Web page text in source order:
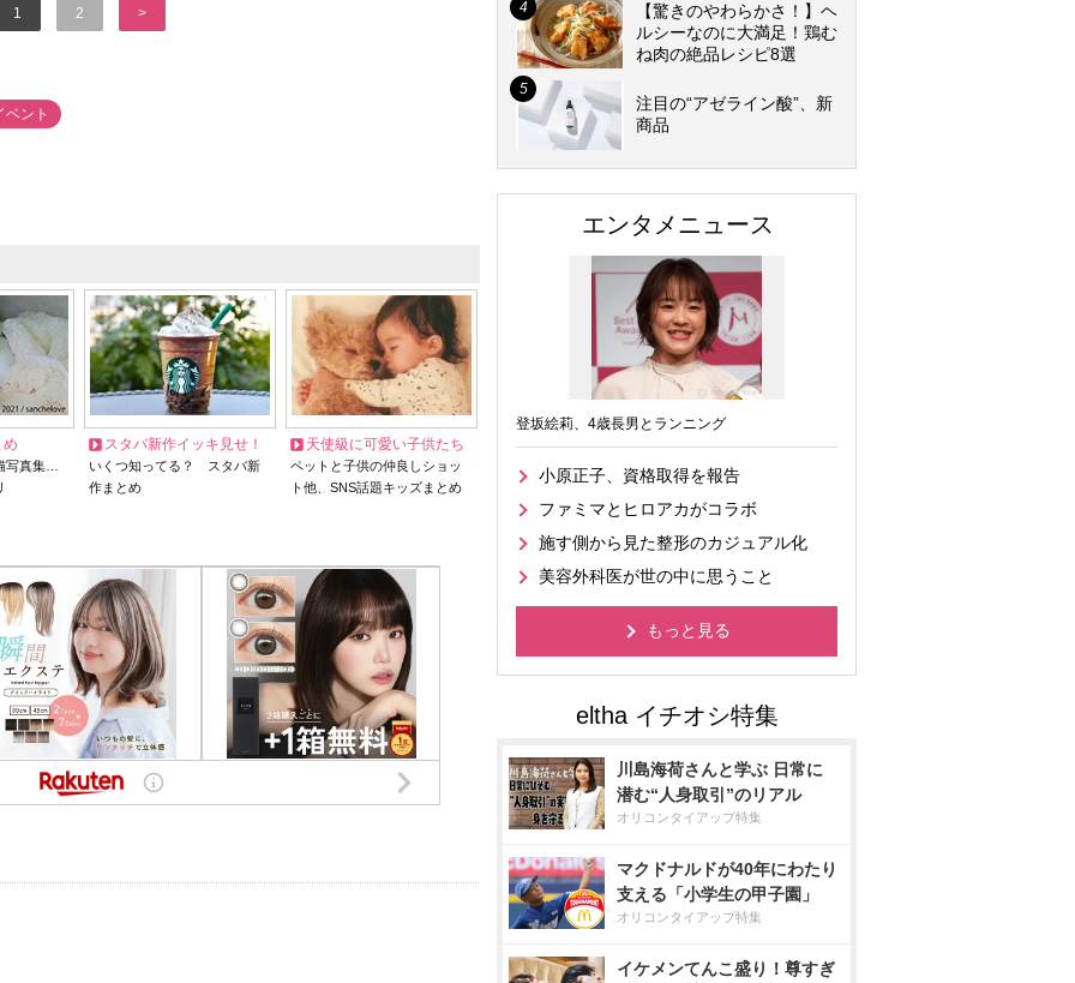
1 2 >
ベント
め
写真集…
スタバ新作イッキ見せ！
いくつ知ってる？ スタバ新
作まとめ
天使級に可愛い子供たち
ペットと子供の仲良しショッ
ト他、SNS話題キッズまとめ
【驚きのやわらかさ！】ヘ
ルシーなのに大満足！鶏む
ね肉の絶品レシピ8選
注目の“アゼライン酸”、新
商品
エンタメニュース
登坂絵莉、4歳長男とランニング
小原正子、資格取得を報告
ファミマとヒロアカがコラボ
施す側から見た整形のカジュアル化
美容外科医が世の中に思うこと
もっと見る
川島海荷さんと学ぶ 日常に
潜む“人身取引”のリアル
オリコンタイアップ特集
マクドナルドが40年にわたり
支える「小学生の甲子園」
オリコンタイアップ特集
イケメンてんこ盛り！尊すぎ